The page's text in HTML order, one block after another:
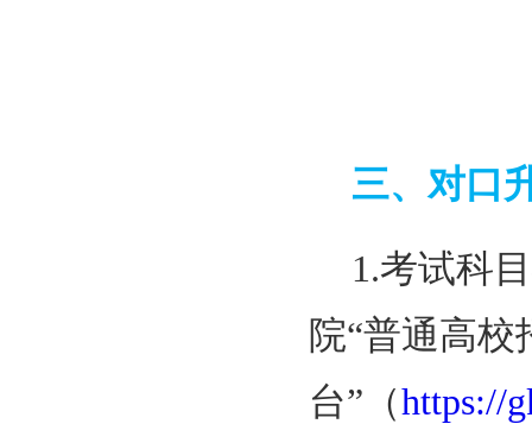
三、对口
1.考试科
院“普通高
台”（https://